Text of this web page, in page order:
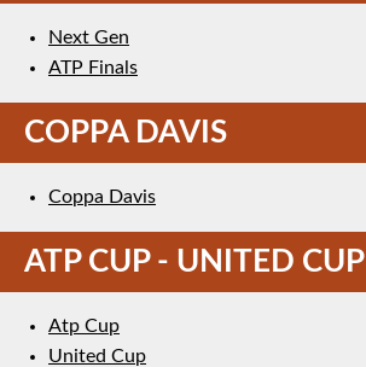
Next Gen
ATP Finals
COPPA DAVIS
Coppa Davis
ATP CUP - UNITED CUP
Atp Cup
United Cup